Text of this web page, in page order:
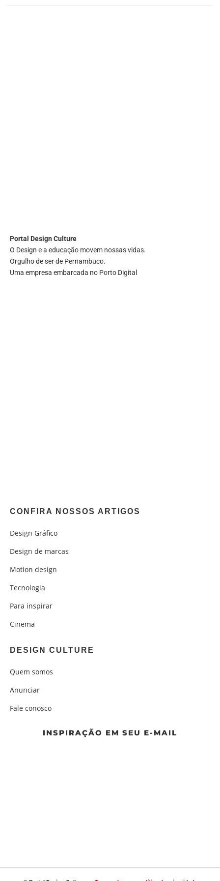
Portal Design Culture
O Design e a educação movem nossas vidas.
Orgulho de ser de Pernambuco.
Uma empresa embarcada no Porto Digital
CONFIRA NOSSOS ARTIGOS
Design Gráfico
Design de marcas
Motion design
Tecnologia
Para inspirar
Cinema
DESIGN CULTURE
Quem somos
Anunciar
Fale conosco
INSPIRAÇÃO EM SEU E-MAIL